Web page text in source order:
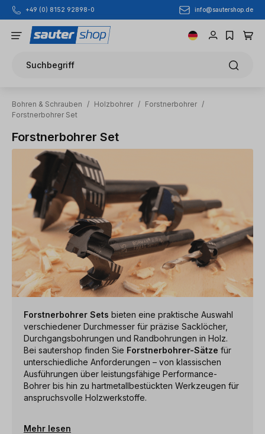
Zum Hauptinhalt springen
+49 (0) 8152 92898-0 info@sautershop.de
Suchbegriff
Bohren & Schrauben / Holzbohrer / Forstnerbohrer /
Forstnerbohrer Set
Forstnerbohrer Set
Forstnerbohrer Sets bieten eine praktische Auswahl
verschiedener Durchmesser für präzise Sacklöcher,
Durchgangsbohrungen und Randbohrungen in Holz.
Bei sautershop finden Sie Forstnerbohrer-Sätze für
unterschiedliche Anforderungen – von klassischen
Ausführungen über leistungsfähige Performance-
Bohrer bis hin zu hartmetallbestückten Werkzeugen für
anspruchsvolle Holzwerkstoffe.
Mehr lesen